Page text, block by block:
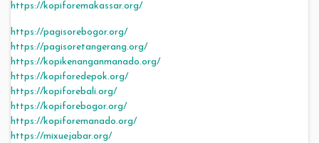
https://kopiforemakassar.org/
https://pagisorebogor.org/
https://pagisoretangerang.org/
https://kopikenanganmanado.org/
https://kopiforedepok.org/
https://kopiforebali.org/
https://kopiforebogor.org/
https://kopiforemanado.org/
https://mixuejabar.org/